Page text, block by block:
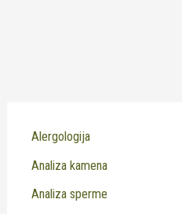
Alergologija
Analiza kamena
Analiza sperme